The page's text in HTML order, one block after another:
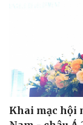
Khai mạc hội